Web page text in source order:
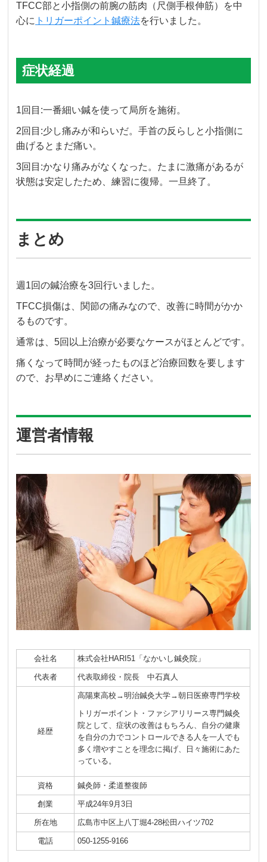
TFCC部と小指側の前腕の筋肉（尺側手根伸筋）を中
心に トリガーポイント鍼療法を行いました。
症状経過
1回目:一番細い鍼を使って局所を施術。
2回目:少し痛みが和らいだ。手首の反らしと小指側に
曲げるとまだ痛い。
3回目:かなり痛みがなくなった。たまに激痛があるが
状態は安定したため、練習に復帰。一旦終了。
まとめ
週1回の鍼治療を3回行いました。
TFCC損傷は、関節の痛みなので、改善に時間がかか
るものです。
通常は、5回以上治療が必要なケースがほとんどです。
痛くなって時間が経ったものほど治療回数を要します
ので、お早めにご連絡ください。
運営者情報
会社名 株式会社HARI51「なかいし鍼灸院」
代表者 代表取締役・院長 中石真人
経歴
高陽東高校→明治鍼灸大学→朝日医療専門学校
トリガーポイント・ファシアリリース専門鍼灸
院として、症状の改善はもちろん、自分の健康
を自分の力でコントロールできる人を一人でも
多く増やすことを理念に掲げ、日々施術にあた
っている。
資格 鍼灸師・柔道整復師
創業 平成24年9月3日
所在地 広島市中区上八丁堀4-28松田ハイツ702
電話 050-1255-9166